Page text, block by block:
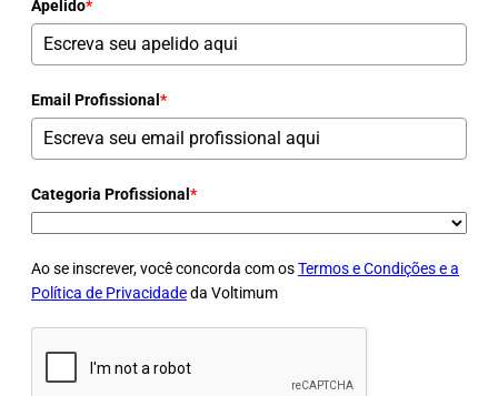
Apelido*
Email Profissional *
Categoria Profissional *
Ao se inscrever, você concorda com osTermos e Condições e a
Política de Privacidadeda Voltimum